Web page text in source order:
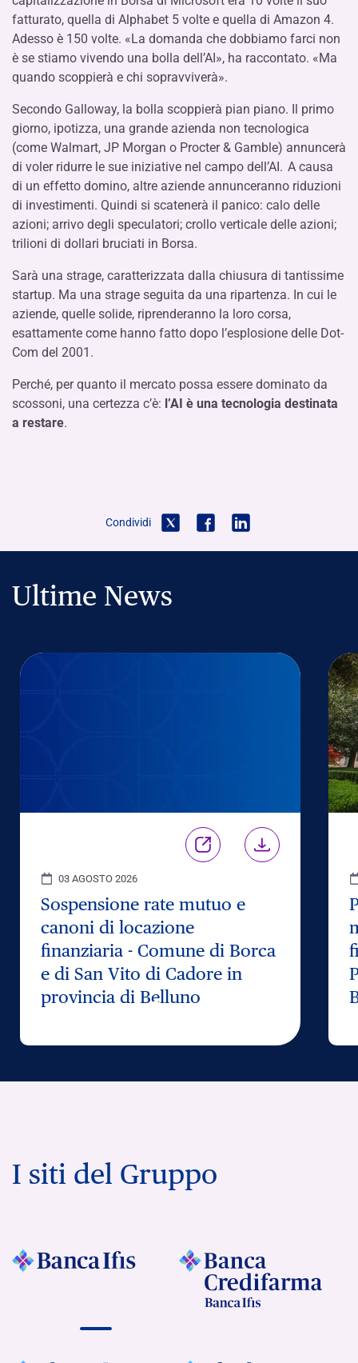
fatturato, quella di Alphabet 5 volte e quella di Amazon 4.
Adesso è 150 volte. «La domanda che dobbiamo farci non
è se stiamo vivendo una bolla dell’AI», ha raccontato. «Ma
quando scoppierà e chi sopravviverà».
Secondo Galloway, la bolla scoppierà pian piano. Il primo
giorno, ipotizza, una grande azienda non tecnologica
(come Walmart, JP Morgan o Procter & Gamble) annuncerà
di voler ridurre le sue iniziative nel campo dell’AI. A causa
di un effetto domino, altre aziende annunceranno riduzioni
di investimenti. Quindi si scatenerà il panico: calo delle
azioni; arrivo degli speculatori; crollo verticale delle azioni;
trilioni di dollari bruciati in Borsa.
Sarà una strage, caratterizzata dalla chiusura di tantissime
startup. Ma una strage seguita da una ripartenza. In cui le
aziende, quelle solide, riprenderanno la loro corsa,
esattamente come hanno fatto dopo l’esplosione delle Dot-
Com del 2001.
Perché, per quanto il mercato possa essere dominato da
scossoni, una certezza c’è: l’AI è una tecnologia destinata
a restare.
Condividi
Ultime News
03 AGOSTO 2026
Sospensione rate mutuo e
canoni di locazione
finanziaria - Comune di Borca
e di San Vito di Cadore in
provincia di Belluno
I siti del Gruppo